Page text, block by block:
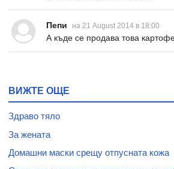
Пепи на 21 August 2014 в 18:00
А къде се продава това
ВИЖТЕ ОЩЕ
Здраво тяло
За жената
Домашни маски срещу отпусната кожа